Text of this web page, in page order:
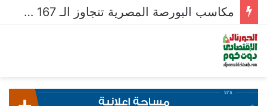
مكاسب البورصة المصرية تتجاوز الـ 167 مليار جنيه خلال أسبوع